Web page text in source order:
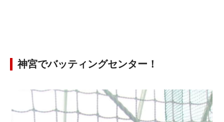
神宮でバッティングセンター！